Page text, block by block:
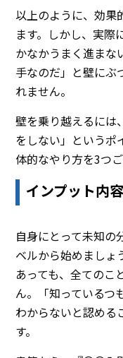
以上のように、効果
ます。しかし、実際
かなかうまく進まな
手なのだ」と壁にぶ
れません。
壁を乗り越えるには
をしない」というポ
体的なやり方を3つご
インプット内
自身にとって未知の
ベルから始めましょ
あっても、全てのこ
ん。「知っているつ
わからないと認める
す。